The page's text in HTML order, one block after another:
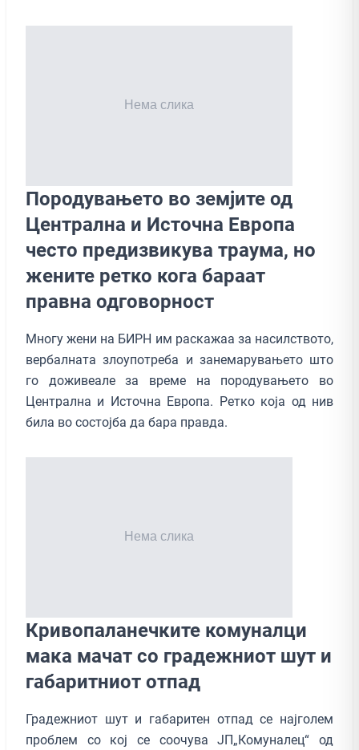
Породувањето во земјите од
Централна и Источна Европа
често предизвикува траума, но
жените ретко кога бараат
правна одговорност
Многу жени на БИРН им раскажаа за насилството,
вербалната злоупотреба и занемарувањето што
го доживеале за време на породувањето во
Централна и Источна Европа. Ретко која од нив
била во состојба да бара правда.
Кривопаланечките комуналци
мака мачат со градежниот шут и
габаритниот отпад
Градежниот шут и габаритен отпад се најголем
проблем со кој се соочува ЈП„Комуналец“ од